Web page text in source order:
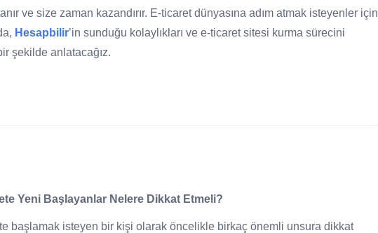
ve size zaman kazandırır. E-ticaret dünyasına adım atmak isteyenler için
Hesapbilir’in sunduğu kolaylıkları ve e-ticaret sitesi kurma sürecini
şekilde anlatacağız.
Yeni Başlayanlar Nelere Dikkat Etmeli?
başlamak isteyen bir kişi olarak öncelikle birkaç önemli unsura dikkat